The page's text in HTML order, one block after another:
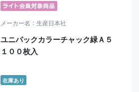
メーカー名 生産日本社
ユニパックカラーチャック緑Ａ５
１００枚入
在庫あり